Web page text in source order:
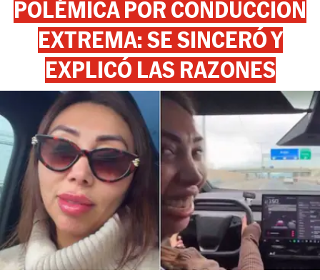
POLÉMICA POR CONDUCCIÓN
EXTREMA: SE SINCERÓ Y
EXPLICÓ LAS RAZONES